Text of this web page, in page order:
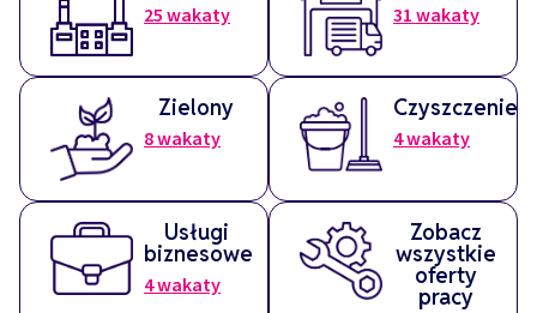
25 wakaty 31 wakaty
Zielony
8wakaty
Czyszczenie
4wakaty
Usługi
biznesowe
4wakaty
Zobacz
wszystkie
oferty
pracy